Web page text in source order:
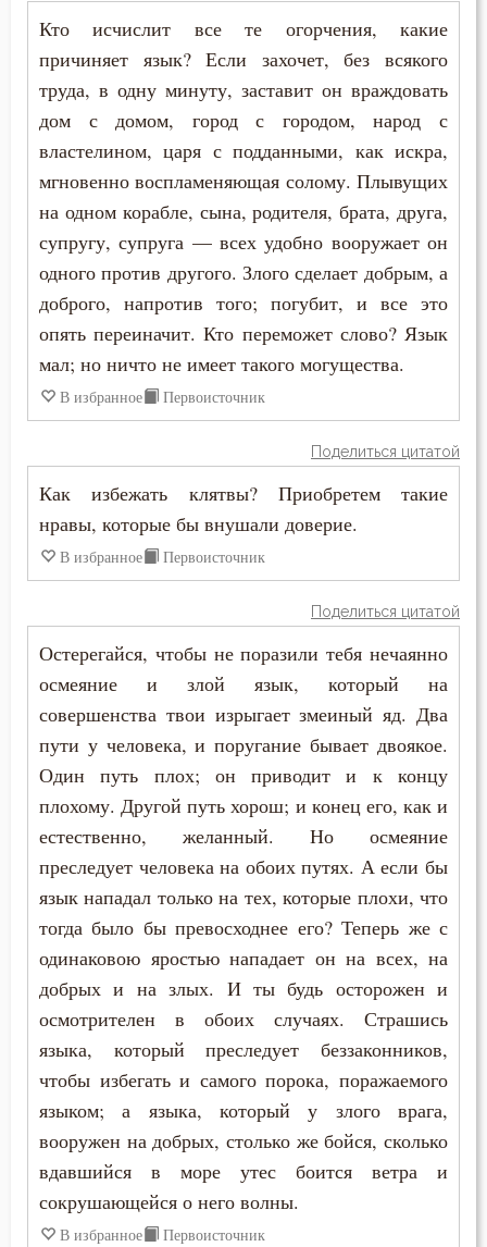
Забота
Зависть
Загробная жизнь
Закон Божий
Зло
Искушение
Истина
Клятва
Красота
Крещение
Кротость
Лень
Лицемерие
Ложь
Любовь
Любовь к Богу
Любомудрие
Месть
Кто исчислит все те огорчения, какие
причиняет язык? Если захочет, без всякого
труда, в одну минуту, заставит он враждовать
дом с домом, город с городом, народ с
властелином, царя с подданными, как искра,
мгновенно воспламеняющая солому. Плывущих
на одном корабле, сына, родителя, брата, друга,
супругу, супруга — всех удобно вооружает он
одного против другого. Злого сделает добрым, а
доброго, напротив того; погубит, и все это
опять переиначит. Кто переможет слово? Язык
мал; но ничто не имеет такого могущества.
В избранное Первоисточник
Поделиться цитатой
Как избежать клятвы? Приобретем такие
нравы, которые бы внушали доверие.
В избранное Первоисточник
Поделиться цитатой
Остерегайся, чтобы не поразили тебя нечаянно
осмеяние и злой язык, который на
совершенства твои изрыгает змеиный яд. Два
пути у человека, и поругание бывает двоякое.
Один путь плох; он приводит и к концу
плохому. Другой путь хорош; и конец его, как и
естественно, желанный. Но осмеяние
преследует человека на обоих путях. А если бы
язык нападал только на тех, которые плохи, что
тогда было бы превосходнее его? Теперь же с
одинаковою яростью нападает он на всех, на
добрых и на злых. И ты будь осторожен и
осмотрителен в обоих случаях. Страшись
языка, который преследует беззаконников,
чтобы избегать и самого порока, поражаемого
языком; а языка, который у злого врага,
вооружен на добрых, столько же бойся, сколько
вдавшийся в море утес боится ветра и
сокрушающейся о него волны.
В избранное Первоисточник